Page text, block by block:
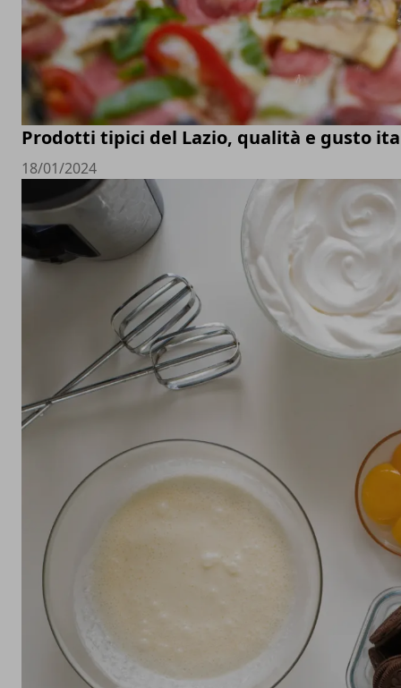
Prodotti tipici del Lazio, qualità e gusto
18/01/2024